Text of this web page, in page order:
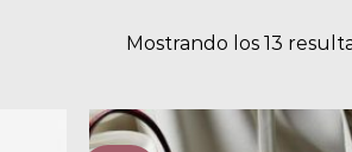
Mostrando los 13